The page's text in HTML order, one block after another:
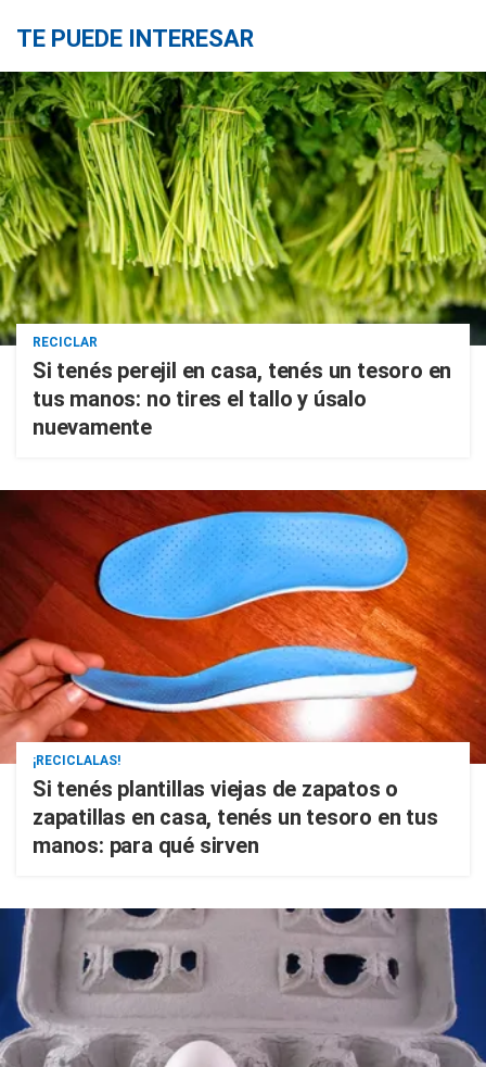
TE PUEDE INTERESAR
RECICLAR
Si tenés perejil en casa, tenés un tesoro en
tus manos: no tires el tallo y úsalo
nuevamente
¡RECICLALAS!
Si tenés plantillas viejas de zapatos o
zapatillas en casa, tenés un tesoro en tus
manos: para qué sirven